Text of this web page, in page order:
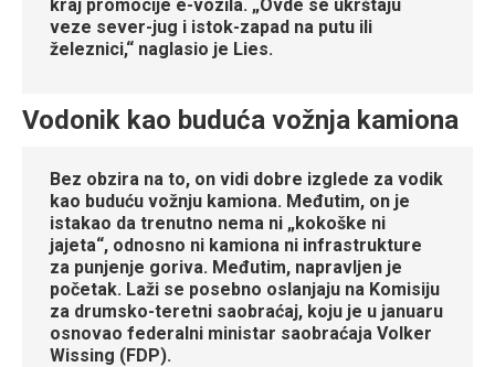
kraj promocije e-vozila. „Ovde se ukrštaju
veze sever-jug i istok-zapad na putu ili
železnici,“ naglasio je Lies.
Vodonik kao buduća vožnja kamiona
Bez obzira na to, on vidi dobre izglede za vodik
kao buduću vožnju kamiona. Međutim, on je
istakao da trenutno nema ni „kokoške ni
jajeta“, odnosno ni kamiona ni infrastrukture
za punjenje goriva. Međutim, napravljen je
početak. Laži se posebno oslanjaju na Komisiju
za drumsko-teretni saobraćaj, koju je u januaru
osnovao federalni ministar saobraćaja Volker
Wissing (FDP).